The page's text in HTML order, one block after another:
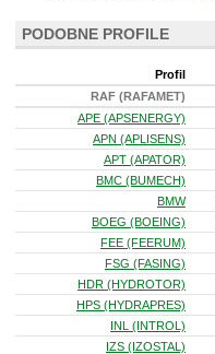
PODOBNE PROFILE
Profil
RAF (RAFAMET)
APE (APSENERGY)
APN (APLISENS)
APT (APATOR)
BMC (BUMECH)
BMW
BOEG (BOEING)
FEE (FEERUM)
FSG (FASING)
HDR (HYDROTOR)
HPS (HYDRAPRES)
INL (INTROL)
IZS (IZOSTAL)